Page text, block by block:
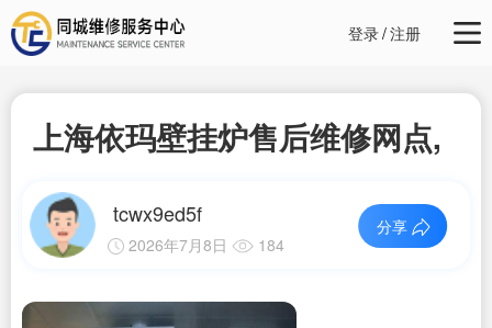
登录/注册
上海依玛壁挂炉售后维修网点,
tcwx9ed5f
2026年7月8日 184
分享